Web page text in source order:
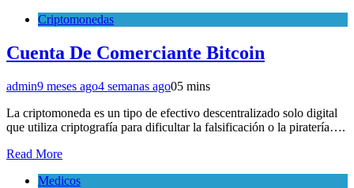
Criptomonedas
Cuenta De Comerciante Bitcoin
admin9 meses ago4 semanas ago05 mins
La criptomoneda es un tipo de efectivo descentralizado solo digital
que utiliza criptografía para dificultar la falsificación o la piratería….
Read More
Medicos